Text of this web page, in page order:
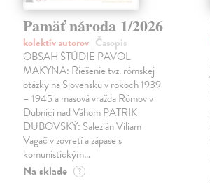
Pamäť národa 1/2026
kolektív autorov| Časopis
OBSAH ŠTÚDIE PAVOL
MAKYNA: Riešenie tvz. rómskej
otázky na Slovensku v rokoch 1939
– 1945 a masová vražda Rómov v
Dubnici nad Váhom PATRIK
DUBOVSKÝ: Salezián Viliam
Vagač v zovretí a zápase s
komunistickým…
Na sklade ?